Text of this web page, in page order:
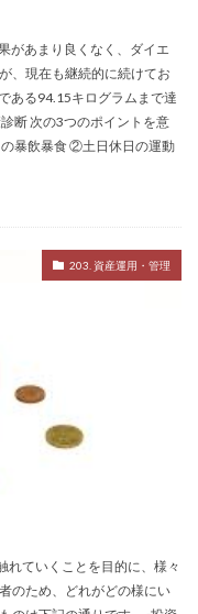
があまり良くなく、ダイエ
、現在も継続的に続けてお
ある94.15キログラムまで達
断 次の3つのポイントを意
暴飲暴食 ②土日休日の運動
203. 資産運用・管理
れていくことを目的に、様々
のため、どれがどの様にい